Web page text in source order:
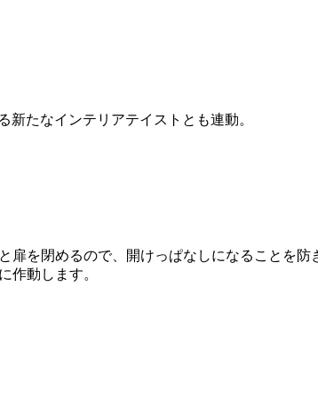
たなインテリアテイストとも連動。
扉を閉めるので、開けっぱなしになることを防
作動します。